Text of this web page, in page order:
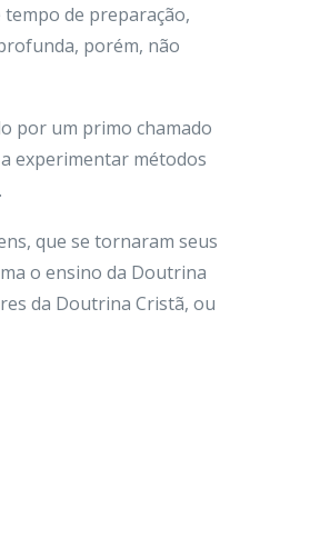
de preparação,
porém, não
por um primo chamado
experimentar métodos
que se tornaram seus
o ensino da Doutrina
da Doutrina Cristã, ou